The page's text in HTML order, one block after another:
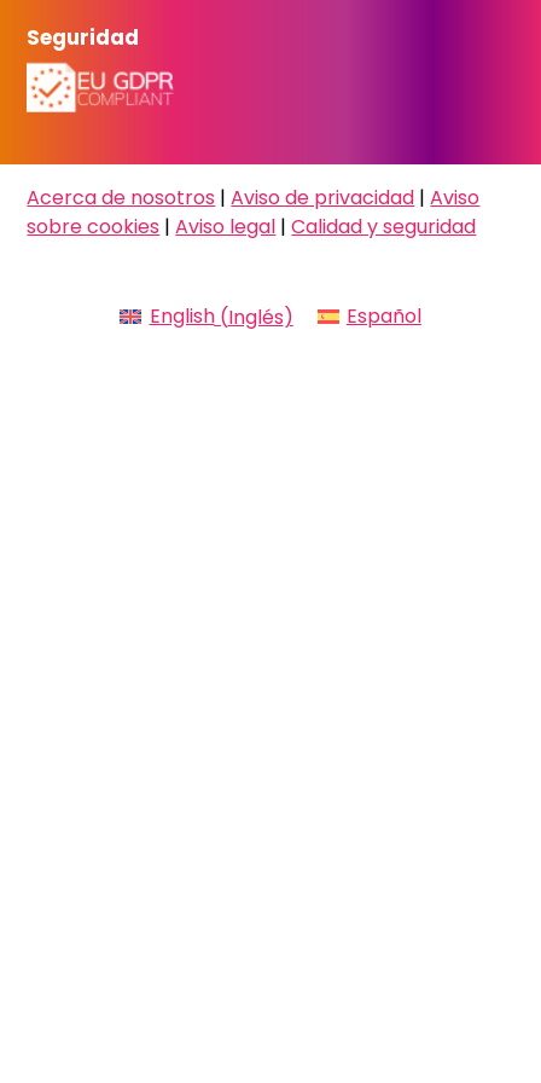
Seguridad
Acerca de nosotros |Aviso de privacidad |Aviso
sobre cookies |Aviso legal |Calidad y seguridad
English(Inglés) Español